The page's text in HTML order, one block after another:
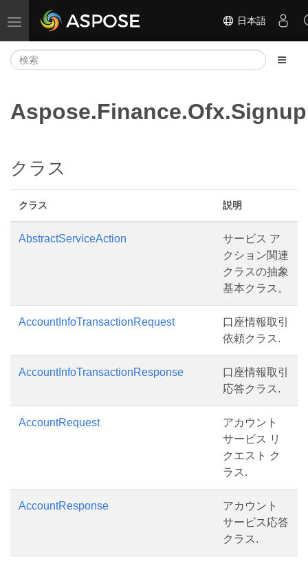
ナビゲーションの切り替え 日本語
Aspose.Finance.Ofx.Signup
クラス
クラス 説明
AbstractServiceAction
サービス ア
クション関連
クラスの抽象
基本クラス。
AccountInfoTransactionRequest
口座情報取引
依頼クラス.
AccountInfoTransactionResponse
口座情報取引
応答クラス.
AccountRequest
アカウント
サービス リ
クエスト ク
ラス.
AccountResponse
アカウント
サービス応答
クラス.